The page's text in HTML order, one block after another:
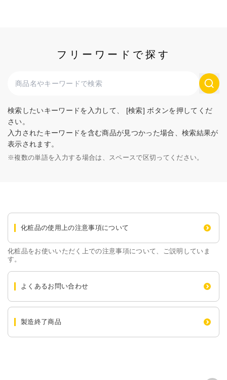
フリーワードで探す
検索したいキーワードを入力して、 [検索] ボタンを押してくだ
さい。
入力されたキーワードを含む商品が見つかった場合、検索結果が
表示されます。
※複数の単語を入力する場合は、スペースで区切ってください。
化粧品の使用上の注意事項について
化粧品をお使いいただく上での注意事項について、ご説明していま
す。
よくあるお問い合わせ
製造終了商品